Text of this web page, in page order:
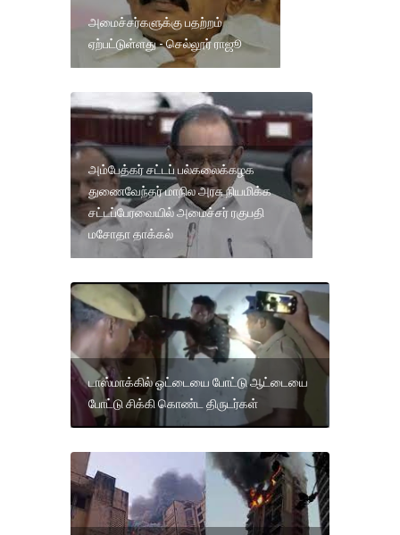
அமைச்சர்களுக்கு பதற்றம்
ஏற்பட்டுள்ளது - செல்லூர் ராஜூ
அம்பேத்கர் சட்டப் பல்கலைக்கழக
துணைவேந்தர் மாநில அரசு நியமிக்க
சட்டப்பேரவையில் அமைச்சர் ரகுபதி
மசோதா தாக்கல்
டாஸ்மாக்கில் ஓட்டையை போட்டு ஆட்டையை
போட்டு சிக்கி கொண்ட திருடர்கள்